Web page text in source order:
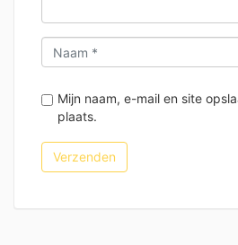
Mijn naam, e-mail en site
plaats.